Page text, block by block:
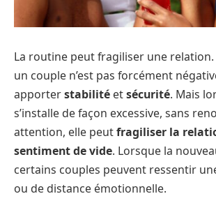
La routine peut fragiliser une relation.
un couple n’est pas forcément
apporterstabilité etsécurité. Mais
s’installe de façon excessive, sans
attention, elle peutfragiliser la
sentiment de vide. Lorsque la
certains couples peuvent ressentir
ou de distance émotionnelle.